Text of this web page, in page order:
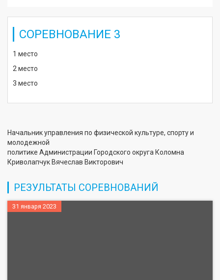
СОРЕВНОВАНИЕ 3
1 место
2 место
3 место
Начальник управления по физической культуре, спорту и
молодежной
политике Администрации Городского округа Коломна
Криволапчук Вячеслав Викторович
РЕЗУЛЬТАТЫ СОРЕВНОВАНИЙ
31 января 2023